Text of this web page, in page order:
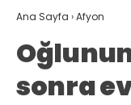
Ana Sayfa ›Afyon
sonra